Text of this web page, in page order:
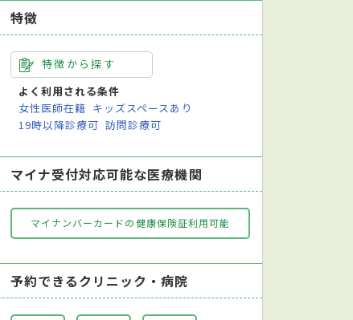
特徴
特徴から探す
よく利用される条件
女性医師在籍 キッズスペースあり
19時以降診療可 訪問診療可
マイナ受付対応可能な医療機関
マイナンバーカードの健康保険証利用可能
予約できるクリニック・病院